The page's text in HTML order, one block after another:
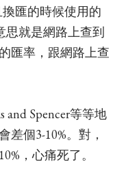
匯的時候使用的
思就是網路上查到
匯率，跟網路上查
Spencer等等地
個3-10%。對，
，心痛死了。